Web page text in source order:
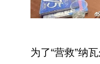
为了“营救”纳